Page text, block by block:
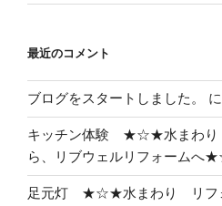
最近のコメント
ブログをスタートしました。 に
キッチン体験 ★☆★水まわ
ら、リブウェルリフォーム
足元灯 ★☆★水まわり リフ